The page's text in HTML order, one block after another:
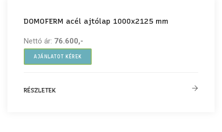
DOMOFERM acél ajtólap 1000x2125 mm
Nettó ár: 76.600,-
AJÁNLATOT KÉREK
RÉSZLETEK